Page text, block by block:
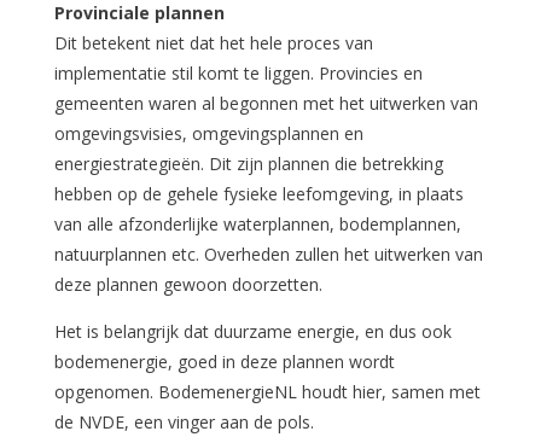
Provinciale plannen
Dit betekent niet dat het hele proces van
implementatie stil komt te liggen. Provincies en
gemeenten waren al begonnen met het uitwerken van
omgevingsvisies, omgevingsplannen en
energiestrategieën. Dit zijn plannen die betrekking
hebben op de gehele fysieke leefomgeving, in plaats
van alle afzonderlijke waterplannen, bodemplannen,
natuurplannen etc. Overheden zullen het uitwerken van
deze plannen gewoon doorzetten.
Het is belangrijk dat duurzame energie, en dus ook
bodemenergie, goed in deze plannen wordt
opgenomen. BodemenergieNL houdt hier, samen met
de NVDE, een vinger aan de pols.